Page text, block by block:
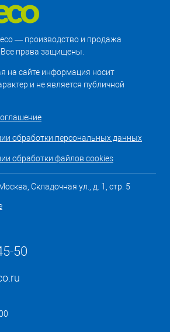
— производство и продажа
права защищены.
на сайте информация носит
и не является публичной
обработки персональных данных
обработки файлов cookies
Складочная ул., д. 1, стр. 5
50